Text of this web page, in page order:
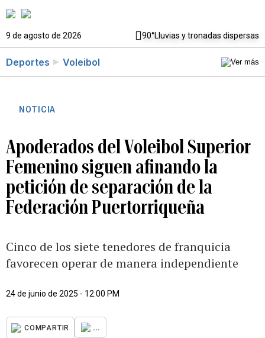
9 de agosto de 2026 90°Lluvias y tronadas dispersas
Deportes Voleibol
NOTICIA
Apoderados del Voleibol Superior
Femenino siguen afinando la
petición de separación de la
Federación Puertorriqueña
Cinco de los siete tenedores de franquicia
favorecen operar de manera independiente
24 de junio de 2025 - 12:00 PM
COMPARTIR ...